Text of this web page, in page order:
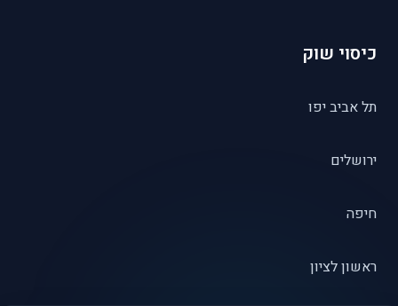
כיסוי שוק
תל אביב יפו
ירושלים
חיפה
ראשון לציון